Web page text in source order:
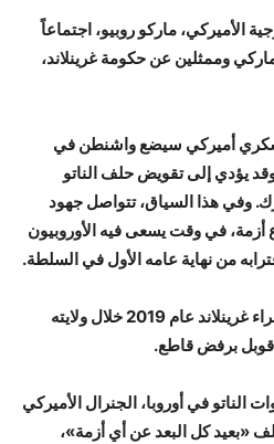
الأميركي، ماركو روبيو، اجتماعاً
وممثلين عن حكومة غرينلاند،
أميركي سيضع واشنطن في
يؤدي إلى تقويض حلف الناتو
وفي هذا السياق، تتواصل جهود
أزمة، في وقت يسعى فيه الأوروبيون
من نهاية عامه الأول في السلطة.
يُذكر أن ترمب كان قد عرض شراء غرينلاند عام 2019 خلال ولايته
قوبل برفض قاطع.
الناتو في أوروبا، الجنرال الأميركي
«بعيد كل البعد عن أي أزمة»،